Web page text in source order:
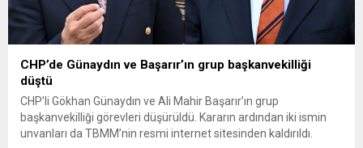
CHP’de Günaydın ve Başarır’ın grup başkanvekilliği
düştü
CHP’li Gökhan Günaydın ve Ali Mahir Başarır’ın grup
başkanvekilliği görevleri düşürüldü. Kararın ardından iki ismin
unvanları da TBMM’nin resmi internet sitesinden kaldırıldı.